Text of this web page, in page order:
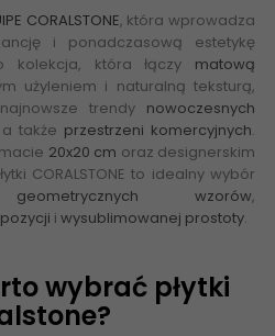
CORALSTONE, która wprowadza
i ponadczasową estetykę
kolekcja, która łączy matową
użyleniem i naturalną teksturą,
trendy nowoczesnych
także przestrzeni komercyjnych.
20x20 cm oraz designerskim
CORALSTONE to idealny wybór
geometrycznych wzorów,
i wysublimowanej prostoty.
wybrać płytki